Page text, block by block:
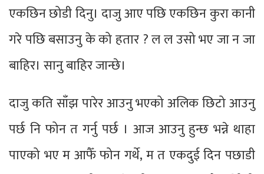
एकछिन छोडी दिनु। दाजु आए पछि एकछिन कुरा कानी
गरे पछि बसाउनु के को हतार ? ल ल उसो भए जा न जा
बाहिर। सानु बाहिर जान्छे।
दाजु कति साँझ पारेर आउनु भएको अलिक छिटो आउनु
पर्छ नि फोन त गर्नु पर्छ । आज आउनु हुन्छ भन्ने थाहा
पाएको भए म आफैँ फोन गर्थे, म त एकदुई दिन पछाडी